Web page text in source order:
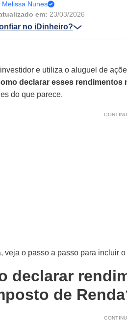
Melissa Nunes
em: 23/03/2026
no iDinheiro?
e utiliza o aluguel de
declarar esses rendimentos
do que parece.
veja o passo a passo para incluir
declarar
de